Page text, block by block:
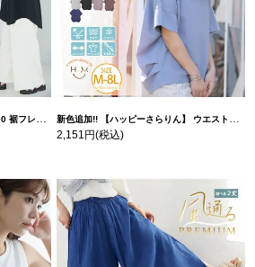
ハッピーマリリン 新色追加!! 【ハッピーさらりん】 ウエストタック入り スッキリ魅せ コクーントップス | 大きいサイズの通販ならハッピーマリリン
2,151円(税込)